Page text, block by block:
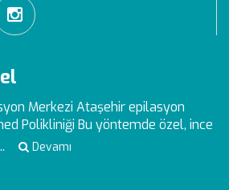
Merkezi Ataşehir epilasyon
Polikliniği Bu yöntemde özel, ince
Devamı